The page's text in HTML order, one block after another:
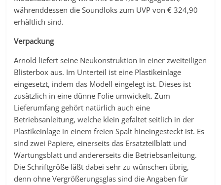
währenddessen die Soundloks zum UVP von € 324,90
erhältlich sind.
Verpackung
Arnold liefert seine Neukonstruktion in einer zweiteiligen
Blisterbox aus. Im Unterteil ist eine Plastikeinlage
eingesetzt, indem das Modell eingelegt ist. Dieses ist
zusätzlich in eine dünne Folie umwickelt. Zum
Lieferumfang gehört natürlich auch eine
Betriebsanleitung, welche klein gefaltet seitlich in der
Plastikeinlage in einem freien Spalt hineingesteckt ist. Es
sind zwei Papiere, einerseits das Ersatzteilblatt und
Wartungsblatt und andererseits die Betriebsanleitung.
Die Schriftgröße läßt dabei sehr zu wünschen übrig,
denn ohne Vergrößerungsglas sind die Angaben für